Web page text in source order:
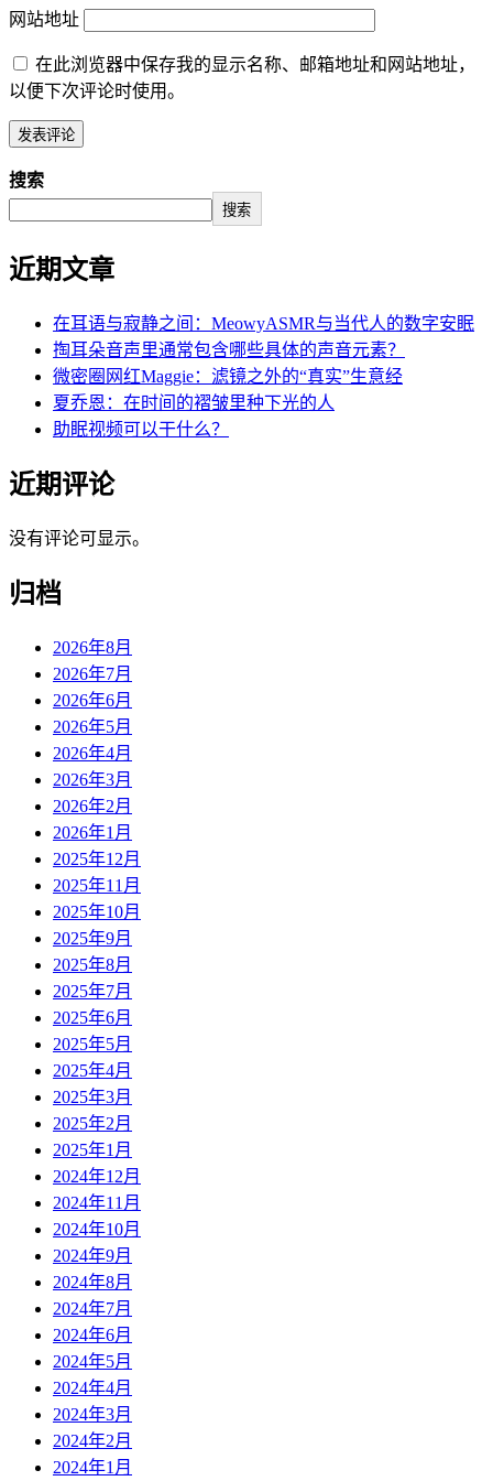
网站地址
在此浏览器中保存我的显示名称、邮箱地址和网站地址，
以便下次评论时使用。
搜索
搜索
近期文章
在耳语与寂静之间：MeowyASMR与当代人的数字安眠
掏耳朵音声里通常包含哪些具体的声音元素？
微密圈网红Maggie：滤镜之外的“真实”生意经
夏乔恩：在时间的褶皱里种下光的人
助眠视频可以干什么？
近期评论
没有评论可显示。
归档
2026年8月
2026年7月
2026年6月
2026年5月
2026年4月
2026年3月
2026年2月
2026年1月
2025年12月
2025年11月
2025年10月
2025年9月
2025年8月
2025年7月
2025年6月
2025年5月
2025年4月
2025年3月
2025年2月
2025年1月
2024年12月
2024年11月
2024年10月
2024年9月
2024年8月
2024年7月
2024年6月
2024年5月
2024年4月
2024年3月
2024年2月
2024年1月